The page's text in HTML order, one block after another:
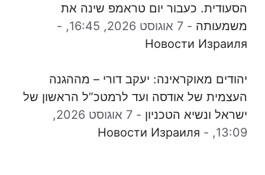
הסעודית. כעבור יום טראמפ שינה את
משמעותה - 7 אוגוסט 2026, 16:45,
-
Новости Израиля
יהודים מאוקראינה: יעקב דורי – מההגנה
העצמית של אודסה ועד לרמטכ”ל הראשון של
ישראל ונשיא הטכניון -
7 אוגוסט 2026,
13:09,
-
Новости Израиля